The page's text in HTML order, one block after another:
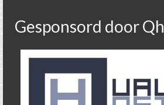
Gesponsord door